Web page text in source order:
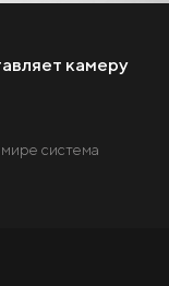
камеру
система